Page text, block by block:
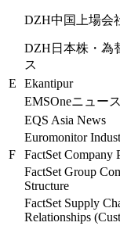
DZH中国上場会
DZH日本株・為
ス
E
Ekantipur
EMSOneニュース
EQS Asia News
Euromonitor
F
FactSet Company
FactSet Group
Structure
FactSet Supply
Relationships